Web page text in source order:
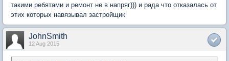
такими ребятами и ремонт не в напряг))) и рада что отказалась от
этих которых навязывал застройщик
JohnSmith
12 Aug 2015